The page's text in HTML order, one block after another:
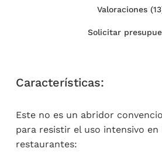
Valoraciones
Solicitar
Características:
Este no es un abridor
para resistir el uso intensivo en
restaurantes: